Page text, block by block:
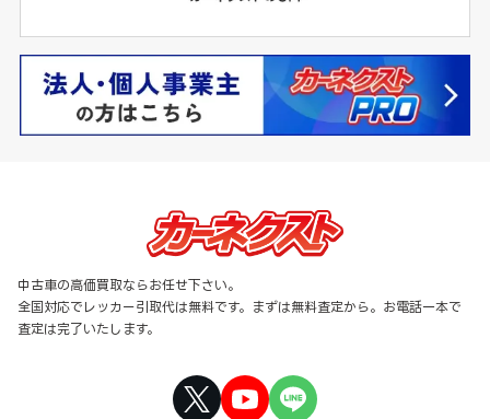
中古車の高価買取ならお任せ下さい。
全国対応でレッカー引取代は無料です。まずは無料査定から。お電話一本で
査定は完了いたします。